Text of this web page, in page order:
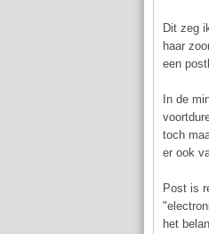
Dit zeg
haar
een
In de
toch
er ook
Post is
het